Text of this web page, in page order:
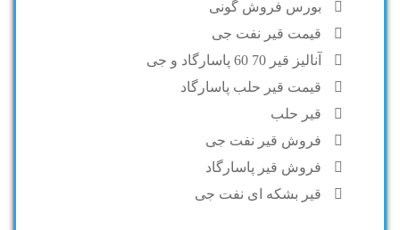
بورس فروش گونی
قیمت قیر نفت جی
آنالیز قیر 70 60 پاسارگاد و جی
قیمت قیر حلب پاسارگاد
قیر حلب
فروش قیر نفت جی
فروش قیر پاسارگاد
قیر بشکه ای نفت جی